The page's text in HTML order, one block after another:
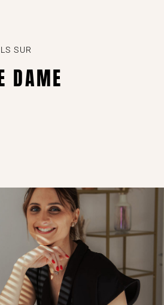
SUR
DAME